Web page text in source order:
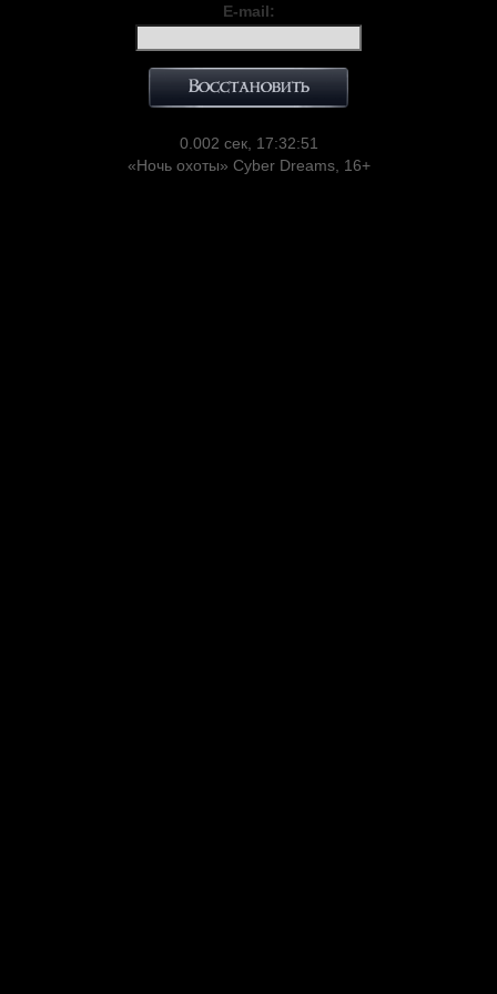
E-mail:
0.002 сек, 17:32:51
«Ночь охоты» Cyber Dreams, 16+